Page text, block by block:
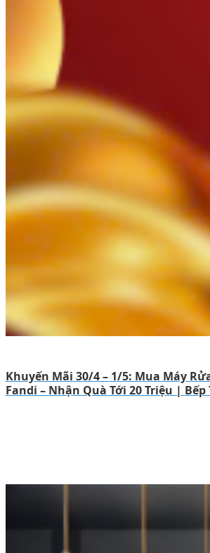
Khuyến Mãi 30/4 – 1/5: Mua Máy
Fandi – Nhận Quà Tới 20 Triệu | Bếp